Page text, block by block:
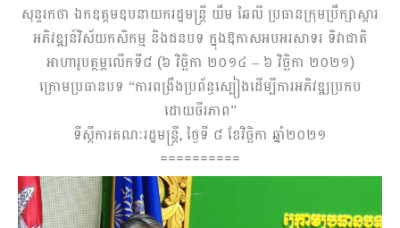
សុន្ទរកថា ឯកឧត្តមឧបនាយករដ្ឋមន្រ្តី យឹម ឆៃលី ប្រធានក្រុមប្រឹក្សាស្តារ
អភិវឌ្ឍន៍វិស័យកសិកម្ម និងជនបទ ក្នុងឱកាសអបអរសាទរ ទិវាជាតិ
អាហារូបត្ថម្ភលើកទី៨ (៦ វិច្ឆិកា ២០១៤ – ៦ វិច្ឆិកា ២០២១)
ក្រោមប្រធានបទ “ការពង្រឹងប្រព័ន្ធស្បៀងដើម្បីការអភិវឌ្ឍប្រកប
ដោយចីរភាព”
ទីស្តីការគណៈរដ្ឋមន្ត្រី, ថ្ងៃទី ៨ ខែវិច្ឆិកា ឆ្នាំ២០២១
==========